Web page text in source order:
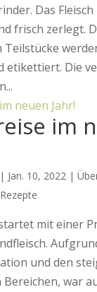
Das
frisch zerlegt.
etikettiert. Die
im
Jan. 10, 2022|
mit einer
und den
war